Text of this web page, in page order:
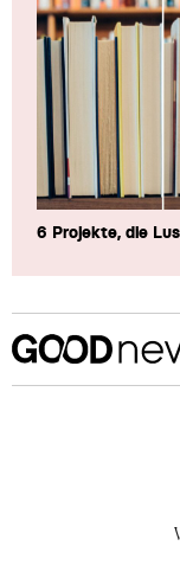
6 Projekte, die